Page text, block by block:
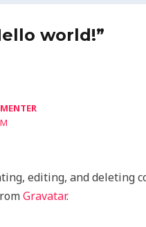
world!”
editing, and deleting
Gravatar.